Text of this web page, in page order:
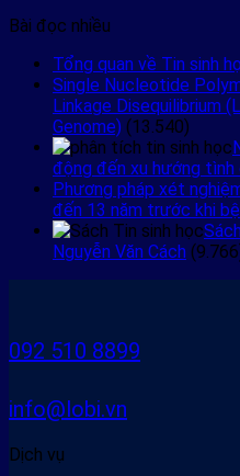
theo
Môi
trường
và
Độ
dư
thừa
Chức
năng
với
Mô
hình
nên
‘thế
giới
vi
sinh
ảo’
Bài đọc nhiều
Tổng quan về Tin sinh
Single Nucleotide
Linkage Disequilibrium
Genome) (13.540)
động đến xu hướng tình
Phương pháp xét
đến 13 năm trước khi
Nguyễn Văn Cách
092 510 8899
info@lobi.vn
Dịch vụ